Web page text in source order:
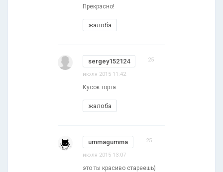
Прекрасно!
жалоба
sergey152124 25
июля 2015 11:42
Кусок торта.
жалоба
ummagumma 25
июля 2015 13:07
это ты красиво стареешь)